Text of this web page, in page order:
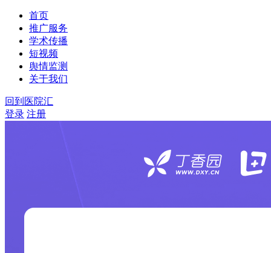
首页
推广服务
学术传播
短视频
舆情监测
关于我们
回到医院汇
登录 注册